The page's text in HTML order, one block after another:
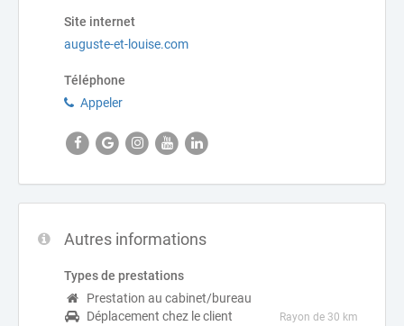
Site internet
auguste-et-louise.com
Téléphone
Appeler
Autres informations
Types de prestations
Prestation au cabinet/bureau
Déplacement chez le client
Rayon de 30 km